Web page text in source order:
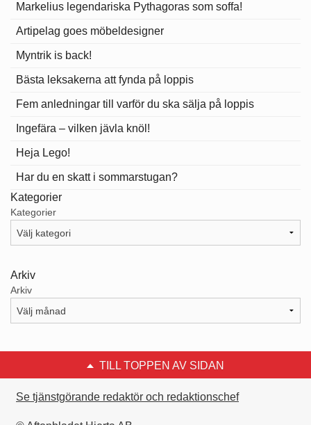
Markelius legendariska Pythagoras som soffa!
Artipelag goes möbeldesigner
Myntrik is back!
Bästa leksakerna att fynda på loppis
Fem anledningar till varför du ska sälja på loppis
Ingefära – vilken jävla knöl!
Heja Lego!
Har du en skatt i sommarstugan?
Kategorier
Kategorier
Arkiv
Arkiv
TILL TOPPEN AV SIDAN
Se tjänstgörande redaktör och redaktionschef